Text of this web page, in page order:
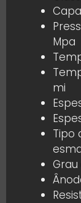
Mpa
mi
Tipo